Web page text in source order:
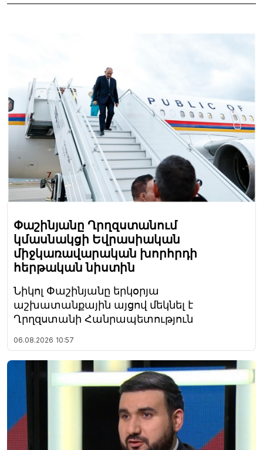
Փաշինյանը Ղրղզստանում
կմասնակցի Եվրասիական
միջկառավարական խորհրդի
հերթական նիստին
Նիկոլ Փաշինյանը երկօրյա
աշխատանքային այցով մեկնել է
Ղրղզստանի Հանրապետություն
06.08.2026 10:57